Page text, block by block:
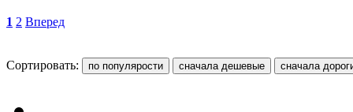
1 2 Вперед
Сортировать: